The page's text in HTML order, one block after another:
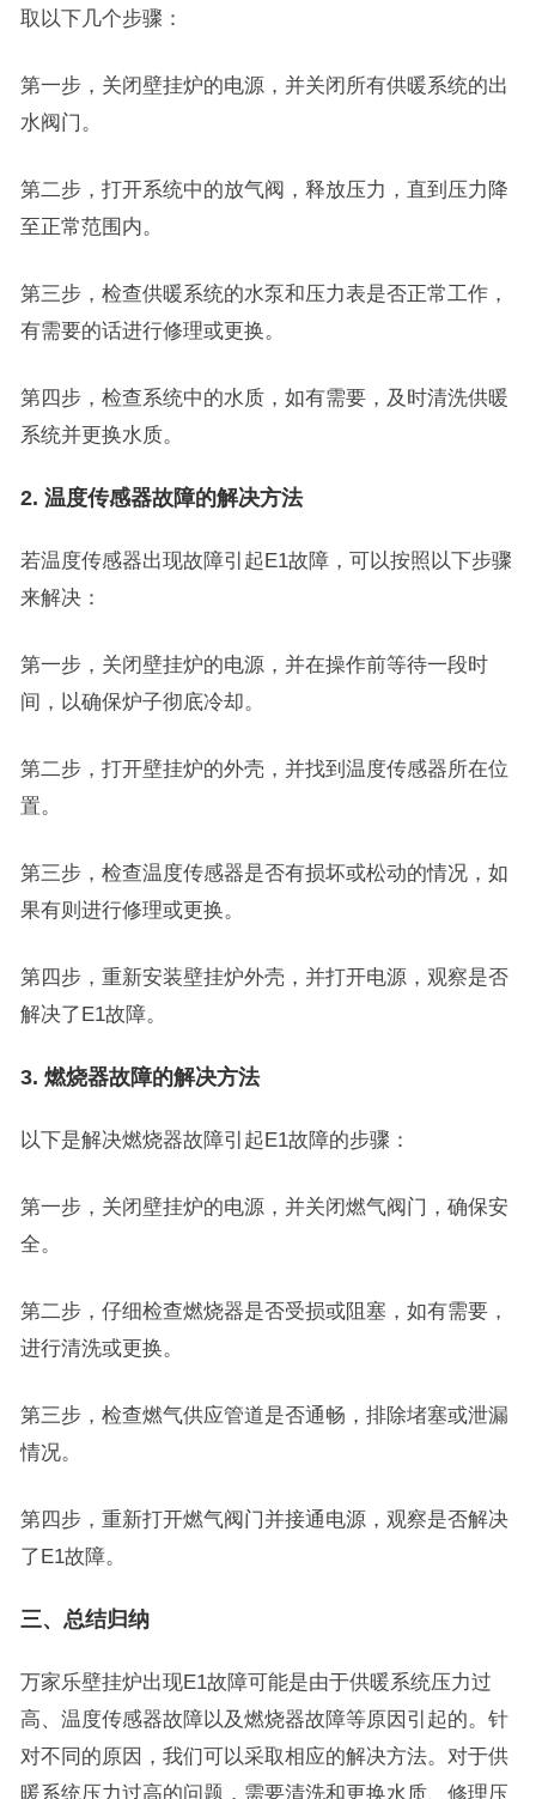
取以下几个步骤：
第一步，关闭壁挂炉的电源，并关闭所有供暖系统的出
水阀门。
第二步，打开系统中的放气阀，释放压力，直到压力降
至正常范围内。
第三步，检查供暖系统的水泵和压力表是否正常工作，
有需要的话进行修理或更换。
第四步，检查系统中的水质，如有需要，及时清洗供暖
系统并更换水质。
2. 温度传感器故障的解决方法
若温度传感器出现故障引起E1故障，可以按照以下步骤
来解决：
第一步，关闭壁挂炉的电源，并在操作前等待一段时
间，以确保炉子彻底冷却。
第二步，打开壁挂炉的外壳，并找到温度传感器所在位
置。
第三步，检查温度传感器是否有损坏或松动的情况，如
果有则进行修理或更换。
第四步，重新安装壁挂炉外壳，并打开电源，观察是否
解决了E1故障。
3. 燃烧器故障的解决方法
以下是解决燃烧器故障引起E1故障的步骤：
第一步，关闭壁挂炉的电源，并关闭燃气阀门，确保安
全。
第二步，仔细检查燃烧器是否受损或阻塞，如有需要，
进行清洗或更换。
第三步，检查燃气供应管道是否通畅，排除堵塞或泄漏
情况。
第四步，重新打开燃气阀门并接通电源，观察是否解决
了E1故障。
三、总结归纳
万家乐壁挂炉出现E1故障可能是由于供暖系统压力过
高、温度传感器故障以及燃烧器故障等原因引起的。针
对不同的原因，我们可以采取相应的解决方法。对于供
暖系统压力过高的问题，需要清洗和更换水质、修理压